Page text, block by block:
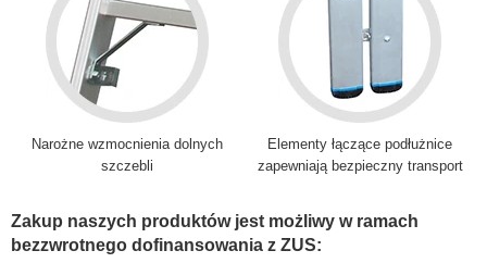
Narożne wzmocnienia dolnych
szczebli
Elementy łączące podłużnice
zapewniają bezpieczny transport
Zakup naszych produktów jest możliwy w ramach
bezzwrotnego dofinansowania z ZUS: